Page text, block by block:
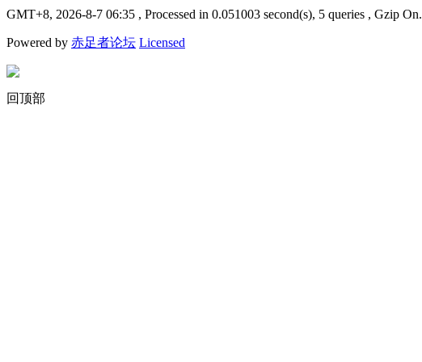
GMT+8, 2026-8-7 06:35 , Processed in 0.051003 second(s), 5 queries , Gzip On.
Powered by 赤足者论坛 Licensed
回顶部